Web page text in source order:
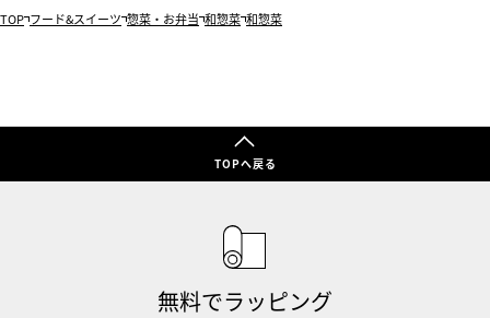
TOP フード&スイーツ 惣菜・お弁当 和惣菜 和惣菜
TOPへ戻る
無料でラッピング